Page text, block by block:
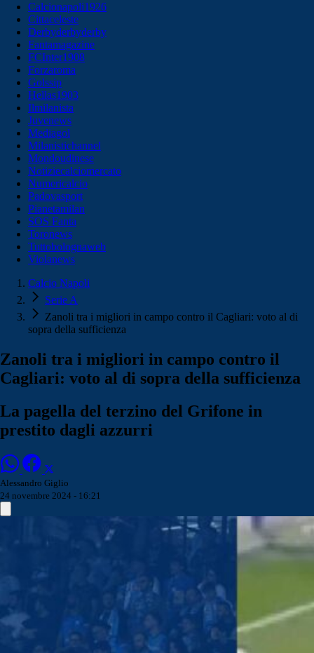
Calcionapoli1926
Cittaceleste
Derbyderbyderby
Fantamagazine
FCInter1908
Forzaroma
Golssip
Hellas1903
Ilmilanista
Juvenews
Mediagol
Milanistichannel
Mondoudinese
Notiziecalciomercato
Numericalcio
Padovasport
Pianetamilan
SOS Fanta
Toronews
Tuttobolognaweb
Violanews
Calcio Napoli
Serie A
Zanoli tra i migliori in campo contro il Cagliari: voto al di
sopra della sufficienza
Zanoli tra i migliori in campo contro il
Cagliari: voto al di sopra della sufficienza
La pagella del terzino del Grifone in
prestito dagli azzurri
Alessandro Giglio
24 novembre 2024 - 16:21